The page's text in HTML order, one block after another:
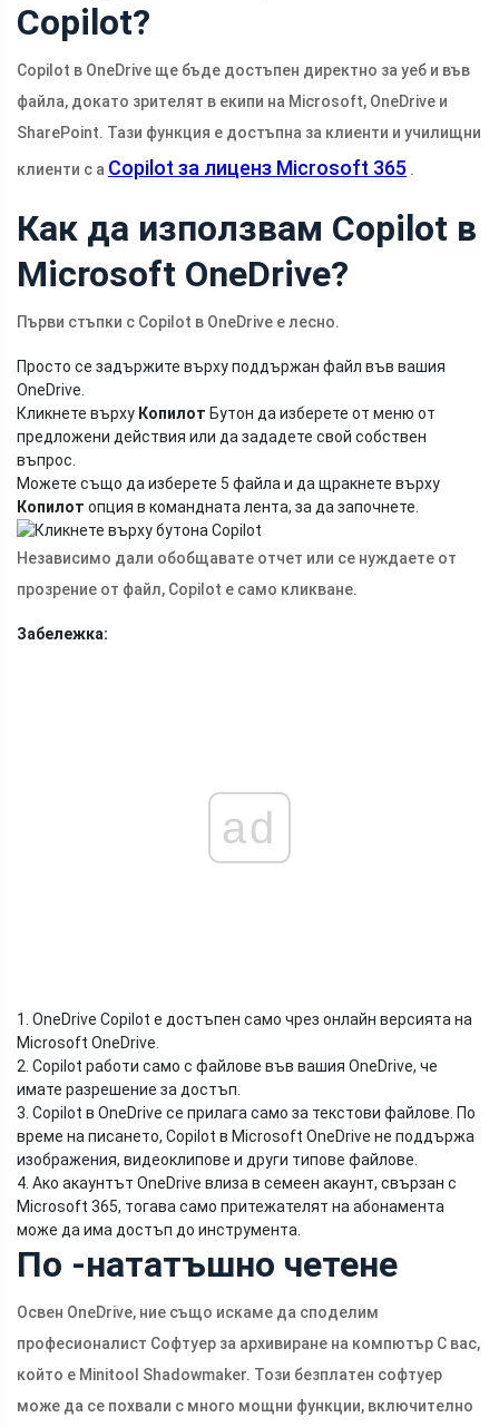
Copilot?
Copilot в OneDrive ще бъде достъпен директно за уеб и във
файла, докато зрителят в екипи на Microsoft, OneDrive и
SharePoint. Тази функция е достъпна за клиенти и училищни
клиенти с a Copilot за лиценз Microsoft 365 .
Как да използвам Copilot в
Microsoft OneDrive?
Първи стъпки с Copilot в OneDrive е лесно.
Просто се задържите върху поддържан файл във вашия
OneDrive.
Кликнете върху Копилот Бутон да изберете от меню от
предложени действия или да зададете свой собствен
въпрос.
Можете също да изберете 5 файла и да щракнете върху
Копилот опция в командната лента, за да започнете.
Независимо дали обобщавате отчет или се нуждаете от
прозрение от файл, Copilot е само кликване.
Забележка:
ad
1. OneDrive Copilot е достъпен само чрез онлайн версията на
Microsoft OneDrive.
2. Copilot работи само с файлове във вашия OneDrive, че
имате разрешение за достъп.
3. Copilot в OneDrive се прилага само за текстови файлове. По
време на писането, Copilot в Microsoft OneDrive не поддържа
изображения, видеоклипове и други типове файлове.
4. Ако акаунтът OneDrive влиза в семеен акаунт, свързан с
Microsoft 365, тогава само притежателят на абонамента
може да има достъп до инструмента.
По -нататъшно четене
Освен OneDrive, ние също искаме да споделим
професионалист Софтуер за архивиране на компютър С вас,
който е Minitool Shadowmaker. Този безплатен софтуер
може да се похвали с много мощни функции, включително